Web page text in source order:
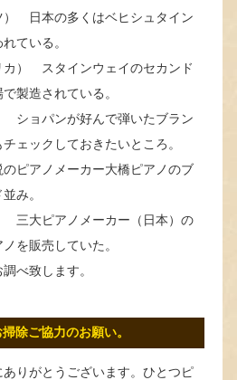
） 日本の多くはベヒシュタイン
ている。
カ） スタインウェイのセカンド
製造されている。
ショパンが好んで弾いたブラン
ェックしておきたいところ。
ピアノメーカー大橋ピアノのブ
み。
三大ピアノメーカー（日本）の
を販売していた。
べ致します。
除ご協力のお願い。
りがとうございます。ひとつピ